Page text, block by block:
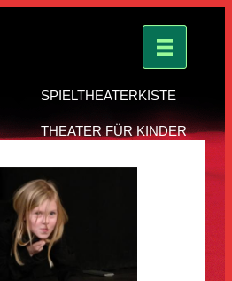
SPIELTHEATERKISTE
THEATER FÜR KINDER